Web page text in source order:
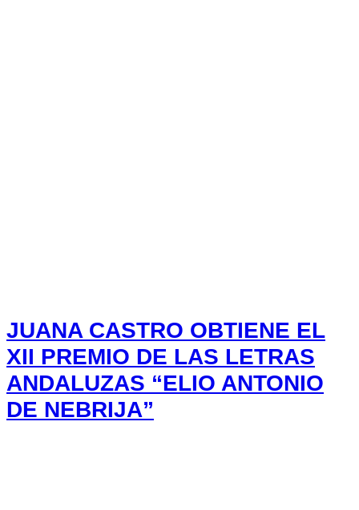
JUANA CASTRO OBTIENE EL
XII PREMIO DE LAS LETRAS
ANDALUZAS “ELIO ANTONIO
DE NEBRIJA”